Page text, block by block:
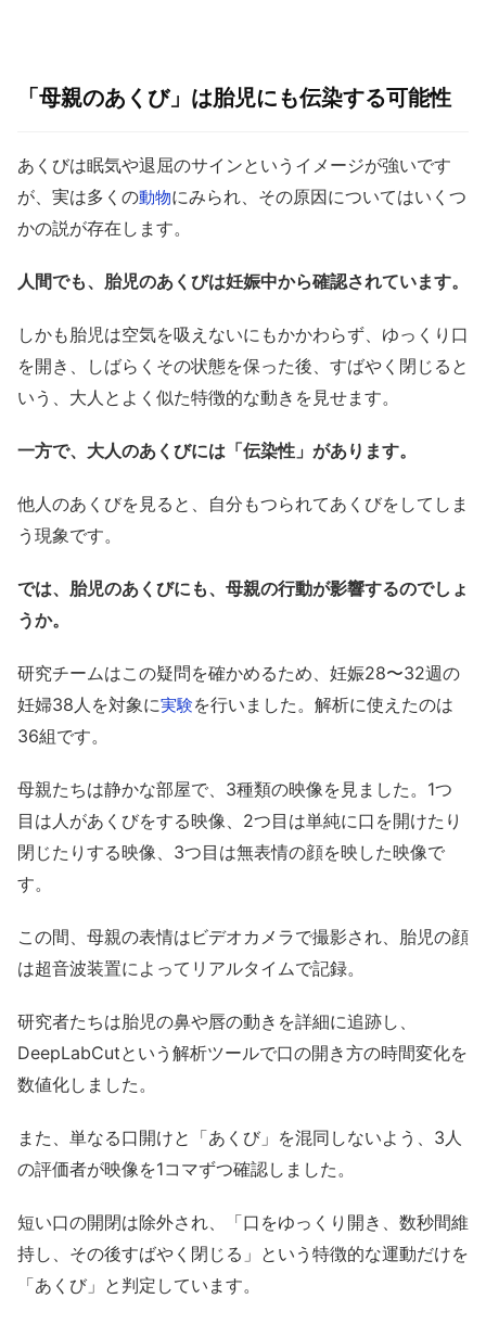
「母親のあくび」は胎児にも伝染する可能性
あくびは眠気や退屈のサインというイメージが強いです
が、実は多くの動物にみられ、その原因についてはいくつ
かの説が存在します。
人間でも、胎児のあくびは妊娠中から確認されています。
しかも胎児は空気を吸えないにもかかわらず、ゆっくり口
を開き、しばらくその状態を保った後、すばやく閉じると
いう、大人とよく似た特徴的な動きを見せます。
一方で、大人のあくびには「伝染性」があります。
他人のあくびを見ると、自分もつられてあくびをしてしま
う現象です。
では、胎児のあくびにも、母親の行動が影響するのでしょ
うか。
研究チームはこの疑問を確かめるため、妊娠28〜32週の
妊婦38人を対象に実験を行いました。解析に使えたのは
36組です。
母親たちは静かな部屋で、3種類の映像を見ました。1つ
目は人があくびをする映像、2つ目は単純に口を開けたり
閉じたりする映像、3つ目は無表情の顔を映した映像で
す。
この間、母親の表情はビデオカメラで撮影され、胎児の顔
は超音波装置によってリアルタイムで記録。
研究者たちは胎児の鼻や唇の動きを詳細に追跡し、
DeepLabCutという解析ツールで口の開き方の時間変化を
数値化しました。
また、単なる口開けと「あくび」を混同しないよう、3人
の評価者が映像を1コマずつ確認しました。
短い口の開閉は除外され、「口をゆっくり開き、数秒間維
持し、その後すばやく閉じる」という特徴的な運動だけを
「あくび」と判定しています。